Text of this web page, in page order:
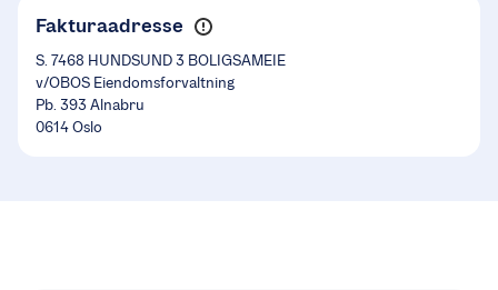
Fakturaadresse
S. 7468 HUNDSUND 3 BOLIGSAMEIE
v/OBOS Eiendomsforvaltning
Pb. 393 Alnabru
0614 Oslo